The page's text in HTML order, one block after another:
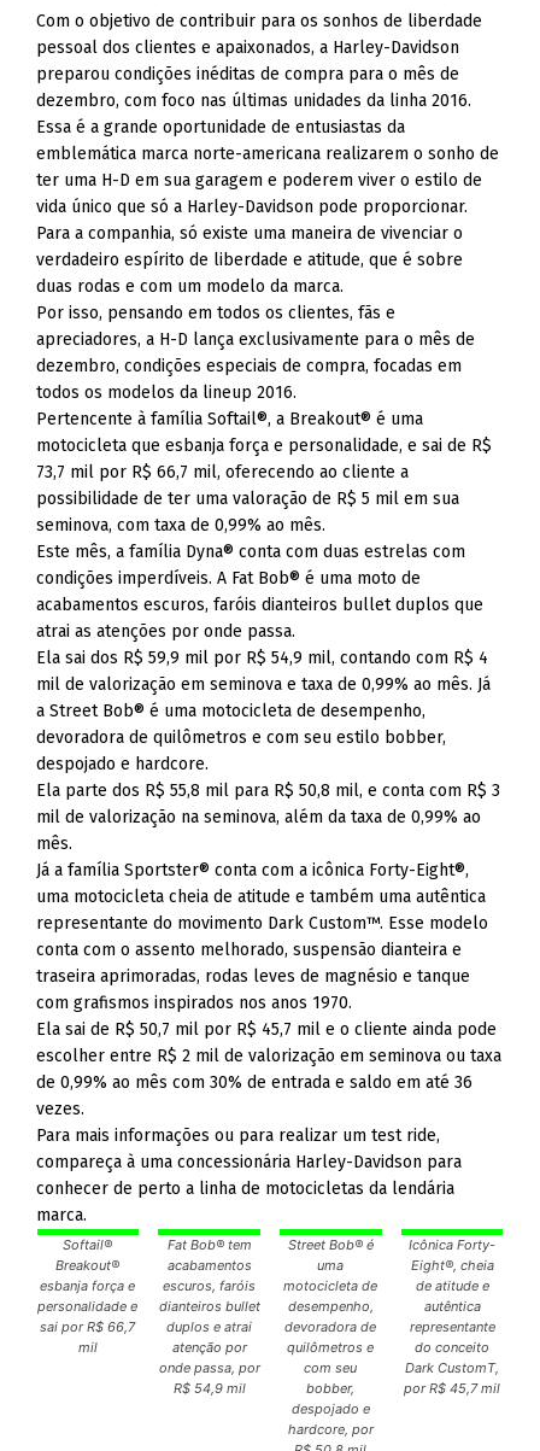
Com o objetivo de contribuir para os sonhos de liberdade
pessoal dos clientes e apaixonados, a Harley-Davidson
preparou condições inéditas de compra para o mês de
dezembro, com foco nas últimas unidades da linha 2016.
Essa é a grande oportunidade de entusiastas da
emblemática marca norte-americana realizarem o sonho de
ter uma H-D em sua garagem e poderem viver o estilo de
vida único que só a Harley-Davidson pode proporcionar.
Para a companhia, só existe uma maneira de vivenciar o
verdadeiro espírito de liberdade e atitude, que é sobre
duas rodas e com um modelo da marca.
Por isso, pensando em todos os clientes, fãs e
apreciadores, a H-D lança exclusivamente para o mês de
dezembro, condições especiais de compra, focadas em
todos os modelos da lineup 2016.
Pertencente à família Softail®, a Breakout® é uma
motocicleta que esbanja força e personalidade, e sai de R$
73,7 mil por R$ 66,7 mil, oferecendo ao cliente a
possibilidade de ter uma valoração de R$ 5 mil em sua
seminova, com taxa de 0,99% ao mês.
Este mês, a família Dyna® conta com duas estrelas com
condições imperdíveis. A Fat Bob® é uma moto de
acabamentos escuros, faróis dianteiros bullet duplos que
atrai as atenções por onde passa.
Ela sai dos R$ 59,9 mil por R$ 54,9 mil, contando com R$ 4
mil de valorização em seminova e taxa de 0,99% ao mês. Já
a Street Bob® é uma motocicleta de desempenho,
devoradora de quilômetros e com seu estilo bobber,
despojado e hardcore.
Ela parte dos R$ 55,8 mil para R$ 50,8 mil, e conta com R$ 3
mil de valorização na seminova, além da taxa de 0,99% ao
mês.
Já a família Sportster® conta com a icônica Forty-Eight®,
uma motocicleta cheia de atitude e também uma autêntica
representante do movimento Dark Custom™. Esse modelo
conta com o assento melhorado, suspensão dianteira e
traseira aprimoradas, rodas leves de magnésio e tanque
com grafismos inspirados nos anos 1970.
Ela sai de R$ 50,7 mil por R$ 45,7 mil e o cliente ainda pode
escolher entre R$ 2 mil de valorização em seminova ou taxa
de 0,99% ao mês com 30% de entrada e saldo em até 36
vezes.
Para mais informações ou para realizar um test ride,
compareça à uma concessionária Harley-Davidson para
conhecer de perto a linha de motocicletas da lendária
marca.
Softail®
Breakout®
esbanja força e
personalidade e
sai por R$ 66,7
mil
Fat Bob® tem
acabamentos
escuros, faróis
dianteiros bullet
duplos e atrai
atenção por
onde passa, por
R$ 54,9 mil
Street Bob® é
uma
motocicleta de
desempenho,
devoradora de
quilômetros e
com seu
bobber,
despojado e
hardcore, por
Icônica Forty-
Eight®, cheia
de atitude e
autêntica
representante
do conceito
Dark CustomT,
por R$ 45,7 mil